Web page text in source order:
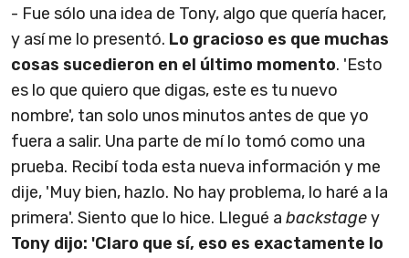
- Fue sólo una idea de Tony, algo que quería hacer,
y así me lo presentó. Lo gracioso es que muchas
cosas sucedieron en el último momento. 'Esto
es lo que quiero que digas, este es tu nuevo
nombre', tan solo unos minutos antes de que yo
fuera a salir. Una parte de mí lo tomó como una
prueba. Recibí toda esta nueva información y me
dije, 'Muy bien, hazlo. No hay problema, lo haré a la
primera'. Siento que lo hice. Llegué a backstagey
Tony dijo: 'Claro que sí, eso es exactamente lo